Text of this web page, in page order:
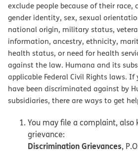
exclude people because of their race,
gender identity, sex, sexual
national origin, military status,
information, ancestry, ethnicity,
health status, or need for health
against the law. Humana and its
applicable Federal Civil Rights laws.
have been discriminated against by
subsidiaries, there are ways to get
You may file a complaint, also
grievance:
Discrimination Grievances,